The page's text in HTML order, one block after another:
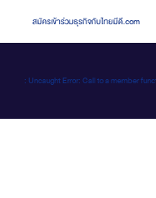
สมัครเข้าร่วมธุรกิจกับไทยมีดี.com
: Uncaught Error: Call to a member